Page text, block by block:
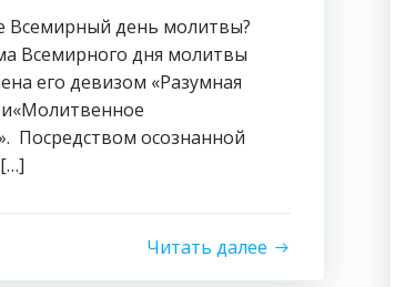
Всемирный день молитвы?
Всемирного дня молитвы
его девизом «Разумная
Посредством осознанной
Читать далее